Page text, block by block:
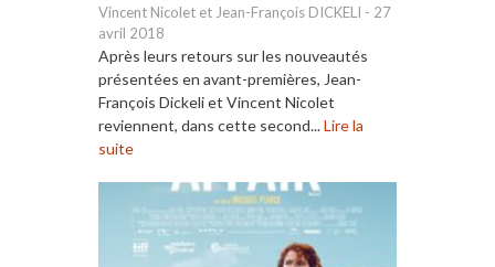
Vincent Nicolet et Jean-François DICKELI - 27
avril 2018
Après leurs retours sur les nouveautés
présentées en avant-premières, Jean-
François Dickeli et Vincent Nicolet
reviennent, dans cette second...Lire la
suite